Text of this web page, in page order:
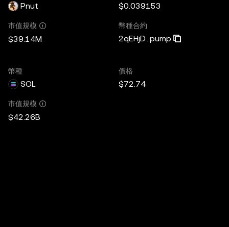
Pnut $0.039153
市值規模
$39.14M
幣種合約
2qEHjD...pump
幣種
SOL
價格
$72.74
市值規模
$42.26B